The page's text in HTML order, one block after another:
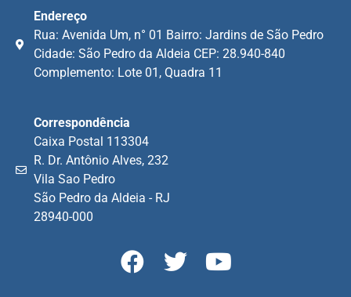
Endereço
Rua: Avenida Um, n° 01 Bairro: Jardins de São Pedro
Cidade: São Pedro da Aldeia CEP: 28.940-840
Complemento: Lote 01, Quadra 11
Correspondência
Caixa Postal 113304
R. Dr. Antônio Alves, 232
Vila Sao Pedro
São Pedro da Aldeia - RJ
28940-000